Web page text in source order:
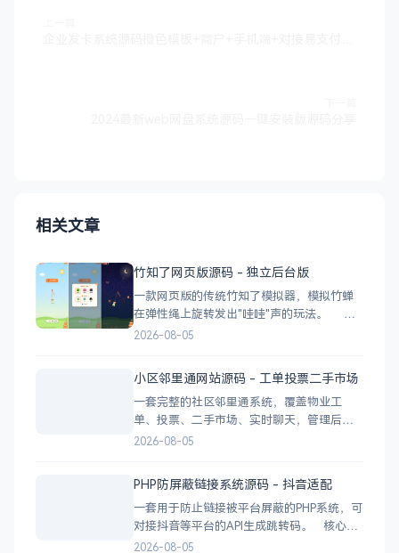
相关文章
竹知了网页版源码 - 独立后台版
一款网页版的传统竹知了模拟器，模拟竹蝉
在弹性绳上旋转发出"哇哇"声的玩法。 核
心功能 网页版运行，无需下载 独立后台管
2026-08-05
小区邻里通网站源码 - 工单投票二手市场
一套完整的社区邻里通系统，覆盖物业工
单、投票、二手市场、实时聊天，管理后台
一应俱全。 前台功能 九宫格快捷菜单 +
情 小区投票：发起/参与/查看结果 邻里社区
2026-08-05
PHP防屏蔽链接系统源码 - 抖音适配
一套用于防止链接被平台屏蔽的PHP系统，可
对接抖音等平台的API生成跳转码。 核心功
能 多域名池智能切换，降低被拦截概率 对接
2026-08-05